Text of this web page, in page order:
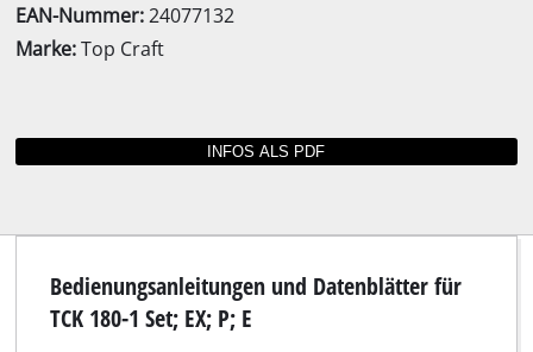
EAN-Nummer:24077132
Marke:Top Craft
Bedienungsanleitungen und Datenblätter für
TCK 180-1 Set; EX; P; E